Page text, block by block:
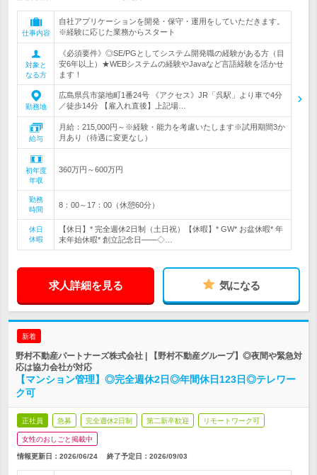
仕事内容
自社アプリケーションを開発・保守・運用をしていただきます。
※経験に応じた業務からスタート
対象と
なる方
《必須要件》◎SE/PGとしてシステム開発職の経験がある方（目
安6年以上）★WEBシステムの経験やJavaなど言語経験を活かせ
ます！
勤務地
広島県呉市築地町1番24号 《アクセス》JR「呉駅」より車で4分
／徒歩14分 【雇入れ直後】上記場…
給与
月給：215,000円～※経験・能力を考慮いたします※試用期間3か
月あり（待遇に変更なし）
初年度
年収
360万円～600万円
勤務
時間
8：00～17：00（休憩60分）
休日
休暇
【休日】* 完全週休2日制（土日祝）【休暇】* GW* お盆休暇* 年
末年始休暇* 創立記念日――◇…
求人詳細を見る 気になる
新着
野村不動産パートナーズ株式会社 | 【野村不動産グループ】◎夜間や緊急対
応は協力会社が対応
【マンション管理】◎完全週休2日◎年間休日123日◎テレワー
ク可
正社員 急募 完全週休2日制 第二新卒歓迎 リモートワーク可
女性のおしごと掲載中
情報更新日：2026/06/24 終了予定日： 2026/09/03